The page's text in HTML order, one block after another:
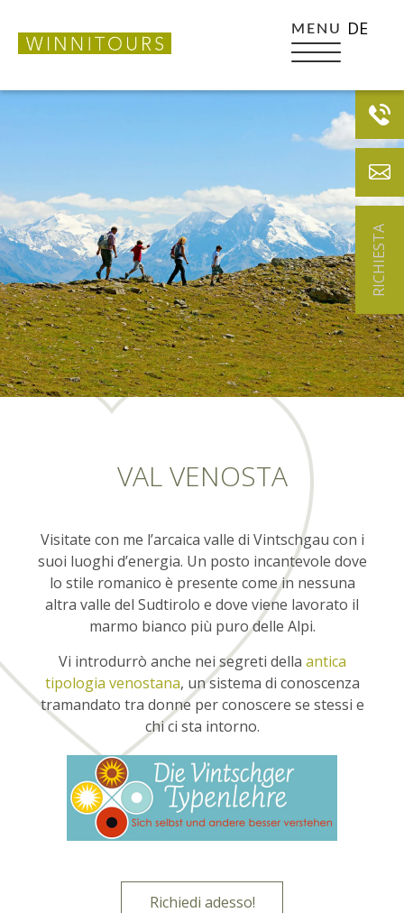
DE
MENU
RICHIESTA
VAL VENOSTA
Visitate con me l’arcaica valle di Vintschgau con i
suoi luoghi d’energia. Un posto incantevole dove
lo stile romanico è presente come in nessuna
altra valle del Sudtirolo e dove viene lavorato il
marmo bianco più puro delle Alpi.
Vi introdurrò anche nei segreti della antica
tipologia venostana, un sistema di conoscenza
tramandato tra donne per conoscere se stessi e
chi ci sta intorno.
Richiedi adesso!